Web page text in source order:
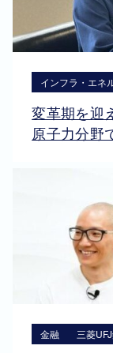
インフラ・エネ
変革期を迎
原子力分野
金融 三菱